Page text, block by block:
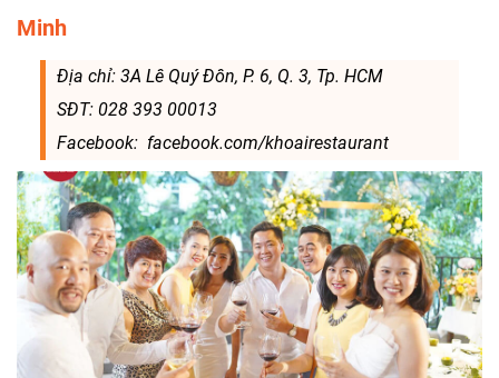
Minh
Địa chỉ: 3A Lê Quý Đôn, P. 6, Q. 3, Tp. HCM
SĐT: 028 393 00013
Facebook: facebook.com/khoairestaurant